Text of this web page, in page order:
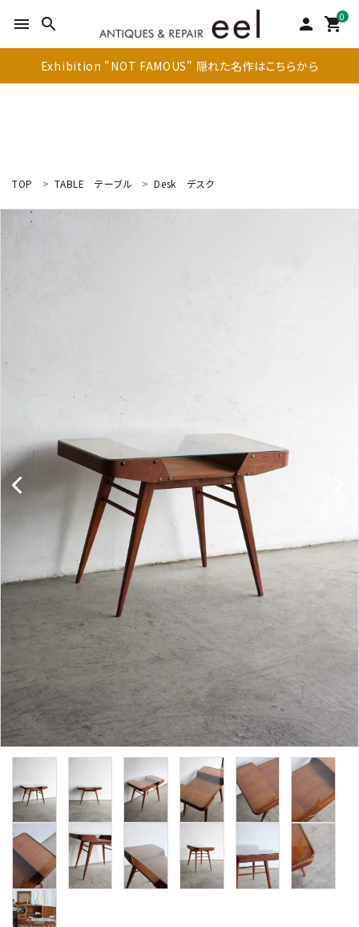
menu search person 0
shopping_cart
Exhibition "NOT FAMOUS" 隠れた名作はこちらから
ソファ
ドア
雑貨
その他
お気に入りリスト
卸販売
デザイナーまとめ
アフターケア
メンテナンスについて
ギャラリー・シーン
TOP TABLE テーブル Desk デスク